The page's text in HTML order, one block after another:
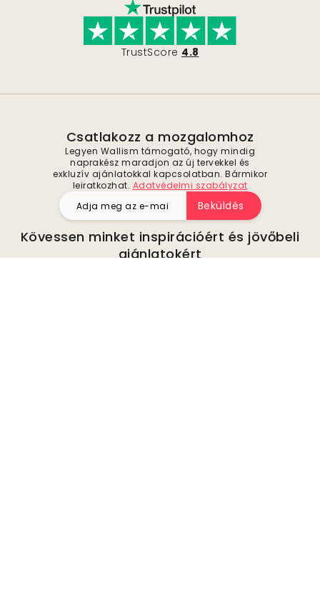
TrustScore 4.8
Csatlakozz a mozgalomhoz
Legyen Wallism támogató, hogy mindig
naprakész maradjon az új tervekkel és
exkluzív ajánlatokkal kapcsolatban. Bármikor
leiratkozhat. Adatvédelmi szabályzat
Beküldés
Kövessen minket inspirációért és jövőbeli
ajánlatokért